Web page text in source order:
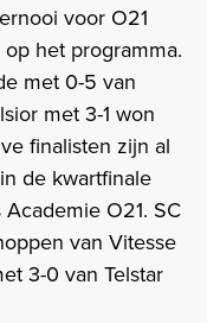
voor O21
het programma.
met 0-5 van
met 3-1 won
finalisten zijn al
de kwartfinale
O21. SC
van Vitesse
3-0 van Telstar